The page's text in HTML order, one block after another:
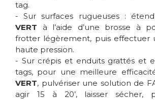
tag.
- Sur surfaces rugueuses :
VERT à l’aide d’une brosse à
frotter légèrement, puis effectuer
haute pression.
- Sur crépis et enduits grattés et
tags, pour une meilleure
VERT, pulvériser une solution de
agir 15 à 20’, laisser sécher,